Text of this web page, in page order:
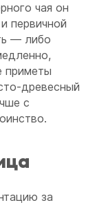
чая он
первичной
— либо
приметы
древесный
с
за